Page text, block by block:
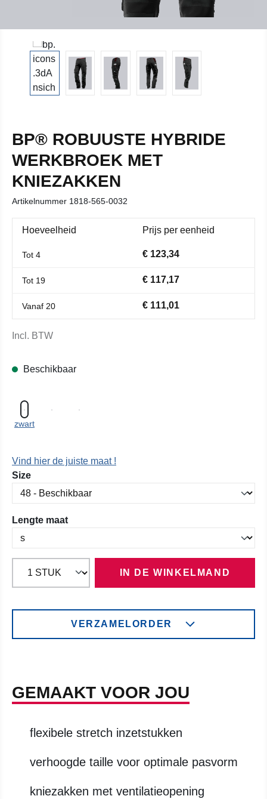
BP® ROBUUSTE HYBRIDE
WERKBROEK MET
KNIEZAKKEN
Artikelnummer 1818-565-0032
Hoeveelheid Prijs per eenheid
Tot 4 € 123,34
Tot 19 € 117,17
Vanaf 20 € 111,01
Incl. BTW
Beschikbaar
zwart
Vind hier de juiste maat !
Selecteer
Size
Selecteer
Lengte maat
IN DE WINKELMAND
VERZAMELORDER
GEMAAKT VOOR JOU
flexibele stretch inzetstukken
verhoogde taille voor optimale pasvorm
kniezakken met ventilatieopening